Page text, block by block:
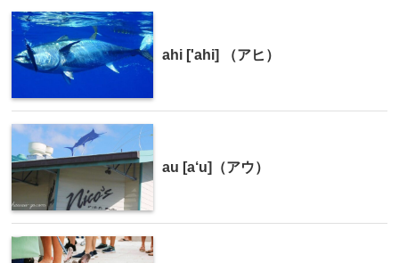
ahi ['ahi] （アヒ）
au [a‘u]（アウ）